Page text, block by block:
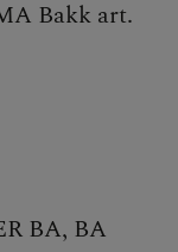
Bakk art.
BA, BA